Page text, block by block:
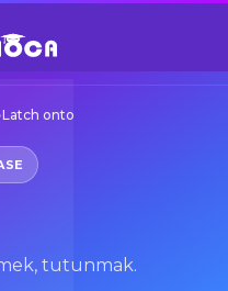
Latch onto
tutunmak.